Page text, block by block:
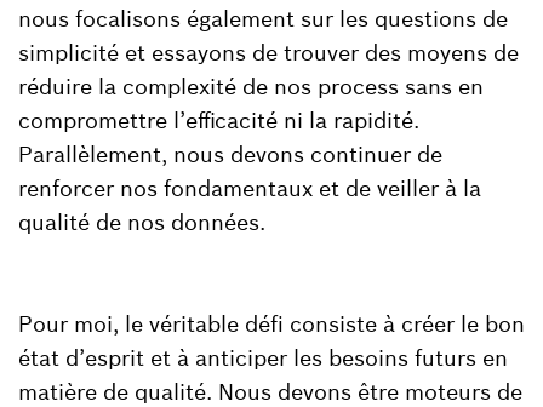
nous focalisons également sur les questions de
simplicité et essayons de trouver des moyens de
réduire la complexité de nos process sans en
compromettre l’efficacité ni la rapidité.
Parallèlement, nous devons continuer de
renforcer nos fondamentaux et de veiller à la
qualité de nos données.
Pour moi, le véritable défi consiste à créer le bon
état d’esprit et à anticiper les besoins futurs en
matière de qualité. Nous devons être moteurs de